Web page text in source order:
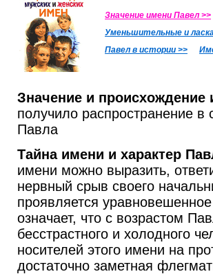
Значение имени Павел >>
Уменьшительные и
Павел в истории >>
Значение и происхождение
получило распространение в
Павла
Тайна имени и характер
имени можно выразить,
нервный срыв своего
проявляется
означает, что с возрастом
бесстрастного и холодного
носителей этого имени на
достаточно заметная